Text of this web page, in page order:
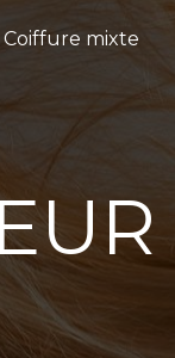
Coiffure mixte